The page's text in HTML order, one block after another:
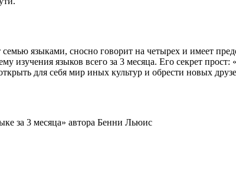
языками, сносно говорит на четырех и имеет
изучения языков всего за 3 месяца. Его секрет
для себя мир иных культур и обрести новых
за 3 месяца» автора Бенни Льюис